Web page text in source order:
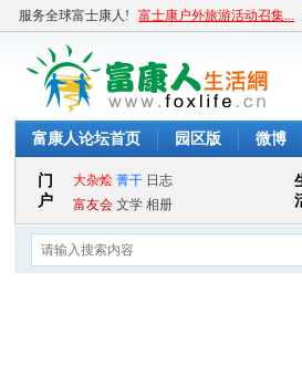
服务全球富士康人! 富士康户外旅游活动召集...
富康人论坛首页 园区版 微博